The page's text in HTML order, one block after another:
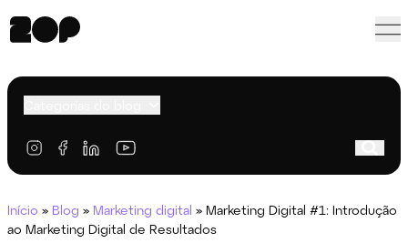
Início » Blog » Marketing digital »Marketing Digital #1: Introdução
ao Marketing Digital de Resultados